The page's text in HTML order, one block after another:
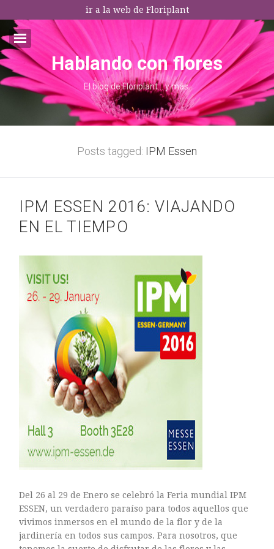
ir a la web de Floriplant
I agree terms and conditions.*
Email:*
* This field is required
ARTE FLORAL
BLOGS
DECORACION
EXPOSICIONES
FLORISTERÍAS
INSTAGRAM
JARDINES
LOS PINTORES Y LAS FLORES
PLANTAS
ramos de novia
Hablando con flores
El blog de Floriplant… y más.
Posts tagged: IPM Essen
IPM ESSEN 2016: VIAJANDO
EN EL TIEMPO
Del 26 al 29 de Enero se celebró la Feria mundial IPM
ESSEN, un verdadero paraíso para todos aquellos que
vivimos inmersos en el mundo de la flor y de la
jardinería en todos sus campos. Para nosotros, que